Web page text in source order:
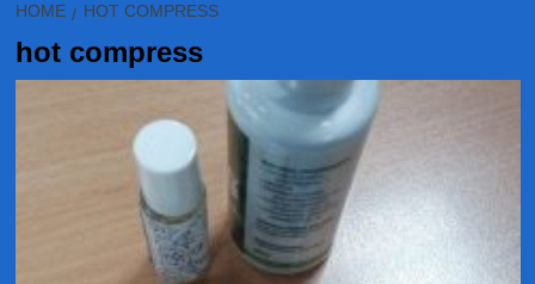
HOME HOT COMPRESS
hot compress